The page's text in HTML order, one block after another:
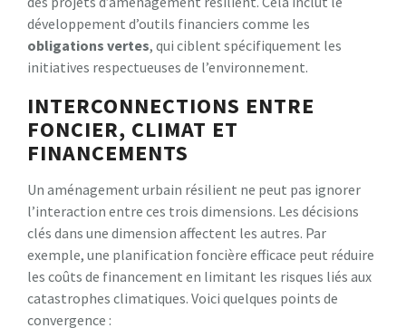
développement d’outils financiers comme les
obligations vertes, qui ciblent spécifiquement les
initiatives respectueuses de l’environnement.
INTERCONNECTIONS ENTRE
FONCIER, CLIMAT ET
FINANCEMENTS
Un aménagement urbain résilient ne peut pas ignorer
l’interaction entre ces trois dimensions. Les décisions
clés dans une dimension affectent les autres. Par
exemple, une planification foncière efficace peut réduire
les coûts de financement en limitant les risques liés aux
catastrophes climatiques. Voici quelques points de
convergence :